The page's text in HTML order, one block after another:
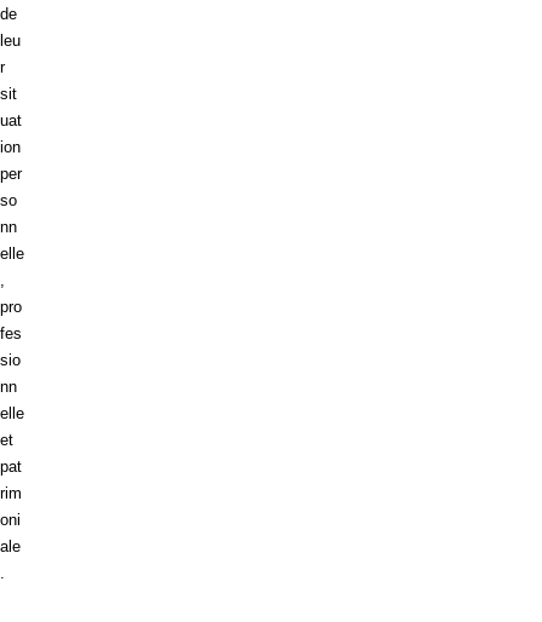
de
leu
r
sit
uat
ion
per
so
nn
elle
,
pro
fes
sio
nn
elle
et
pat
rim
oni
ale
.